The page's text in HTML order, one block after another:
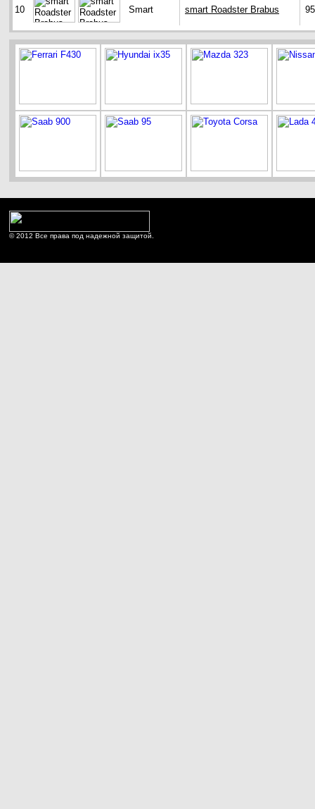
10 Smart smart Roadster Brabus
© 2012 Все права под надежной защитой.